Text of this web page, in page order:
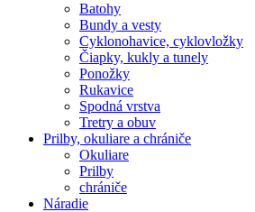
Batohy
Bundy a vesty
Cyklonohavice, cyklovložky
Čiapky, kukly a tunely
Ponožky
Rukavice
Spodná vrstva
Tretry a obuv
Prilby, okuliare a chrániče
Okuliare
Prilby
chrániče
Náradie